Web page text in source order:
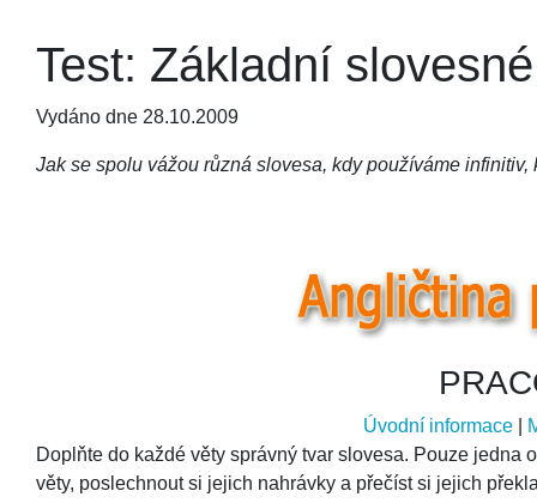
Test: Základní
Vydáno dne 28.10.2009
Jak se spolu vážou různá slovesa, kdy používáme infinitiv,
Úvodní informace
Doplňte do každé věty správný tvar slovesa. Pouze
věty, poslechnout si jejich nahrávky a přečíst si jejich